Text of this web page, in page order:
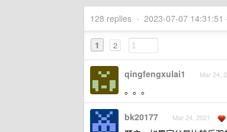
128 replies • 2023-07-07 14:31:51
1 2
qingfengxulai1 Mar 24,
。。。
bk20177 Mar 24, 2021